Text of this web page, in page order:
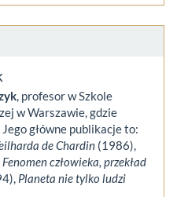
, profesor w Szkole
w Warszawie, gdzie
główne publikacje to:
de Chardin (1986),
człowieka, przekład
Planeta nie tylko ludzi